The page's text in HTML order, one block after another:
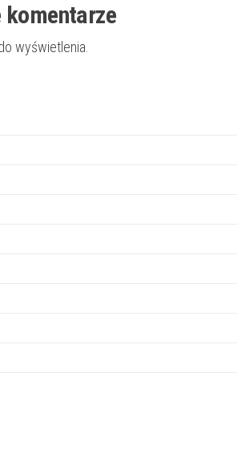
komentarze
wyświetlenia.